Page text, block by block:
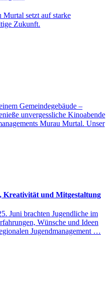
Murtal setzt auf starke
Zukunft.
Gemeindegebäude –
unvergessliche Kinoabende
Murau Murtal. Unser
Kreativität und Mitgestaltung
Juni brachten Jugendliche im
Wünsche und Ideen
Jugendmanagement …